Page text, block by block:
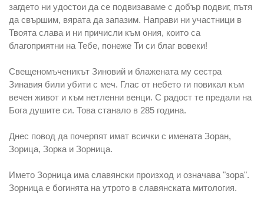
загдето ни удостои да се подвизаваме с добър подвиг, пътя
да свършим, вярата да запазим. Направи ни участници в
Твоята слава и ни причисли към ония, които са
благоприятни на Тебе, понеже Ти си благ вовеки!
Свещеномъченикът Зиновий и блажената му сестра
Зинавия били убити с меч. Глас от небето ги повикал към
вечен живот и към нетленни венци. С радост те предали на
Бога душите си. Това станало в 285 година.
Днес повод да почерпят имат всички с имената Зоран,
Зорица, Зорка и Зорница.
Името Зорница има славянски произход и означава "зора".
Зорница е богинята на утрото в славянската митология.